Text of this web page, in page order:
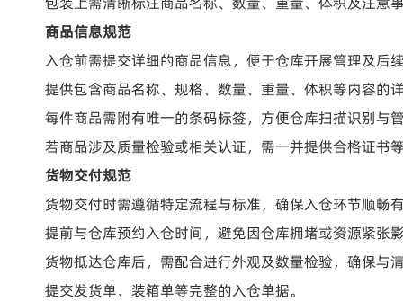
商品信息规范
入仓前需提交详细的商品信息，便于仓库开展管理及后
提供包含商品名称、规格、数量、重量、体积等内容的
每件商品需附有唯一的条码标签，方便仓库扫描识别与
若商品涉及质量检验或相关认证，需一并提供合格证书
货物交付规范
货物交付时需遵循特定流程与标准，确保入仓环节顺畅
提前与仓库预约入仓时间，避免因仓库拥堵或资源紧张
货物抵达仓库后，需配合进行外观及数量检验，确保与
提交发货单、装箱单等完整的入仓单据。